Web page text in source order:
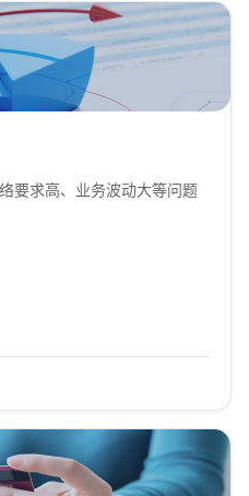
要求高、业务波动大等问题